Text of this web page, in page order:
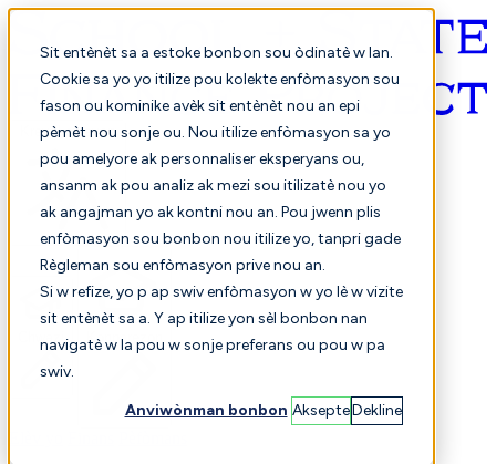
Sit entènèt sa a estoke bonbon sou òdinatè w lan.
Cookie sa yo yo itilize pou kolekte enfòmasyon sou
fason ou kominike avèk sit entènèt nou an epi
pèmèt nou sonje ou. Nou itilize enfòmasyon sa yo
pou amelyore ak personnaliser eksperyans ou,
ansanm ak pou analiz ak mezi sou itilizatè nou yo
ak angajman yo ak kontni nou an. Pou jwenn plis
enfòmasyon sou bonbon nou itilize yo, tanpri gade
Règleman sou enfòmasyon prive nou an.
Si w refize, yo p ap swiv enfòmasyon w yo lè w vizite
sit entènèt sa a. Y ap itilize yon sèl bonbon nan
navigatè w la pou w sonje preferans ou pou w pa
swiv.
Anviwònman bonbon AksepteDekline
Kreyòl ayisyen
Konparezon